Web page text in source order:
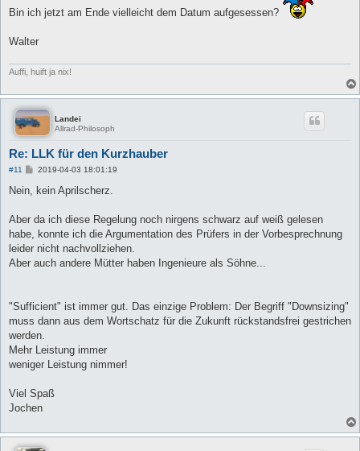
Bin ich jetzt am Ende vielleicht dem Datum aufgesessen?
Walter
Auffi, huift ja nix!
Landei
Allrad-Philosoph
Re: LLK für den Kurzhauber
#11
B
a
2019-04-03 18:01:19
Nein, kein Aprilscherz.
Aber da ich diese Regelung noch nirgens schwarz auf weiß gelesen
habe, konnte ich die Argumentation des Prüfers in der Vorbesprechnung
leider nicht nachvollziehen.
Aber auch andere Mütter haben Ingenieure als Söhne...
"Sufficient" ist immer gut. Das einzige Problem: Der Begriff "Downsizing"
muss dann aus dem Wortschatz für die Zukunft rückstandsfrei gestrichen
werden.
Mehr Leistung immer
weniger Leistung nimmer!
Viel Spaß
Jochen